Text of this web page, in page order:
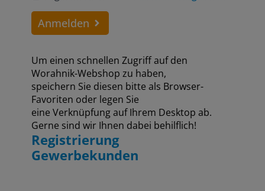
Anmelden
Um einen schnellen Zugriff auf den
Worahnik-Webshop zu haben,
speichern Sie diesen bitte als Browser-
Favoriten oder legen Sie
eine Verknüpfung auf Ihrem Desktop ab.
Gerne sind wir Ihnen dabei behilflich!
Registrierung
Gewerbekunden